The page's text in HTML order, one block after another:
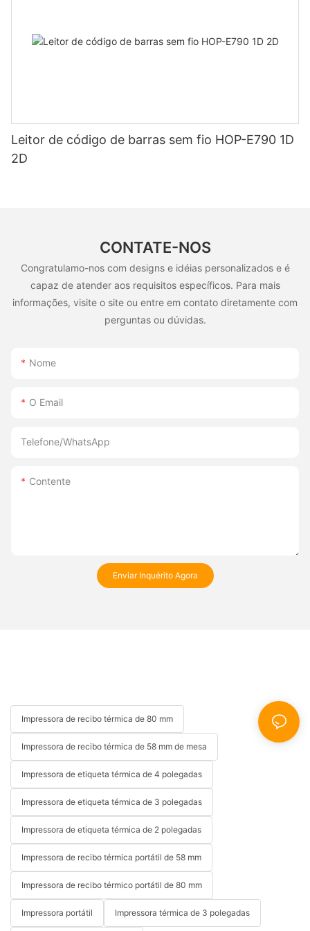
Leitor de código de barras sem fio HOP-E790 1D
2D
CONTATE-NOS
Congratulamo-nos com designs e idéias personalizados e é
capaz de atender aos requisitos específicos. Para mais
informações, visite o site ou entre em contato diretamente com
perguntas ou dúvidas.
Nome
O Email
Telefone/WhatsApp
Contente
Enviar Inquérito Agora
Impressora de recibo térmica de 80 mm
Impressora de recibo térmica de 58 mm de mesa
Impressora de etiqueta térmica de 4 polegadas
Impressora de etiqueta térmica de 3 polegadas
Impressora de etiqueta térmica de 2 polegadas
Impressora de recibo térmica portátil de 58 mm
Impressora de recibo térmico portátil de 80 mm
Impressora portátil Impressora térmica de 3 polegadas